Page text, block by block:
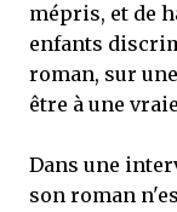
mépris, et de
enfants
roman, sur
être à une
Dans une
son roman